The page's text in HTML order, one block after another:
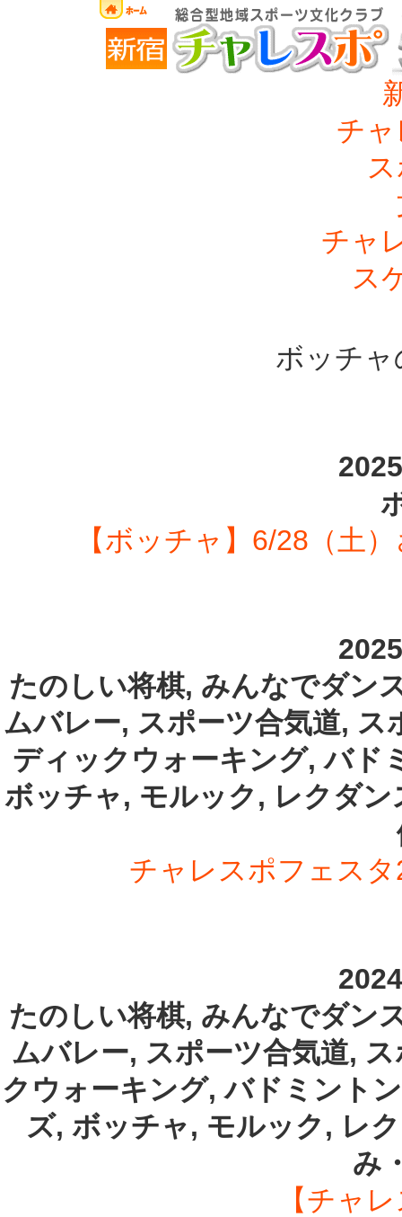
チ
チャ
ス
ボッチャ
【ボッチャ】6/28（土
たのしい将棋, みんなでダン
ムバレー, スポーツ合気道,
ディックウォーキング, バド
ボッチャ, モルック, レクダ
チャレスポフェス
たのしい将棋, みんなでダン
ムバレー, スポーツ合気道,
クウォーキング, バドミント
ズ, ボッチャ, モルック, レ
み
【チャ